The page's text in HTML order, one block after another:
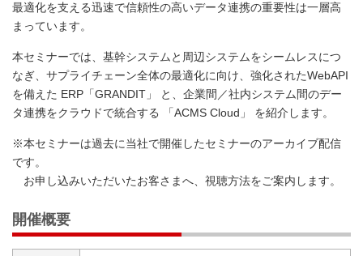
最適化を支える迅速で信頼性の高いデータ連携の重要性は一層高
まっています。
本セミナーでは、基幹システムと周辺システムをシームレスにつ
なぎ、サプライチェーン全体の最適化に向け、強化されたWebAPI
を備えた ERP「GRANDIT」 と、企業間／社内システム間のデー
タ連携をクラウドで統合する 「ACMS Cloud」 を紹介します。
※本セミナーは過去に当社で開催したセミナーのアーカイブ配信
です。
お申し込みいただいたお客さまへ、視聴方法をご案内します。
開催概要